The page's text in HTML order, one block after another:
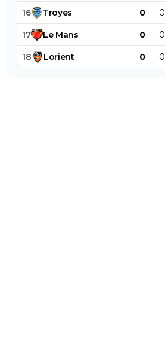
16 Troyes 0 0
17 Le Mans 0 0
18 Lorient 0 0